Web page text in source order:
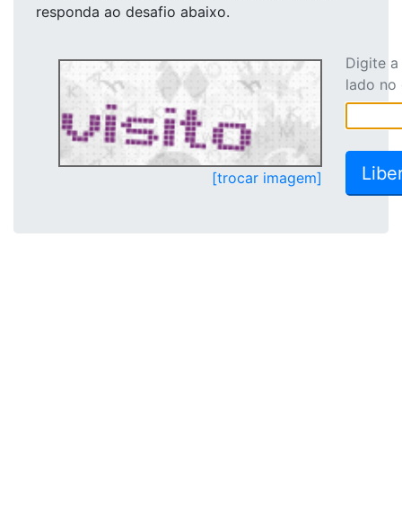
responda ao desafio abaixo.
[trocar imagem]
Digite
lado no